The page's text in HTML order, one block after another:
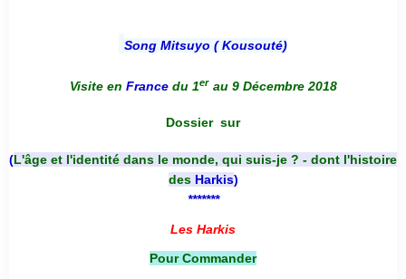
Song Mitsuyo ( Kousouté)
Visite en France du 1er au 9 Décembre 2018
Dossier sur
(L'âge et l'identité dans le monde, qui suis-je ? - dont l'histoire
des Harkis)
*******
Les Harkis
Pour Commander